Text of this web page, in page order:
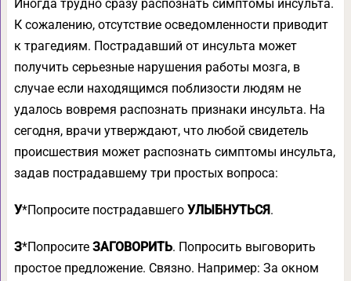
Иногда трудно сразу распознать симптомы инсульта.
К сожалению, отсутствие осведомленности приводит
к трагедиям. Пострадавший от инсульта может
получить серьезные нарушения работы мозга, в
случае если находящимся поблизости людям не
удалось вовремя распознать признаки инсульта. На
сегодня, врачи утверждают, что любой свидетель
происшествия может распознать симптомы инсульта,
задав пострадавшему три простых вопроса:
У*Попросите пострадавшего УЛЫБНУТЬСЯ.
З*Попросите ЗАГОВОРИТЬ. Попросить выговорить
простое предложение. Связно. Например: За окном